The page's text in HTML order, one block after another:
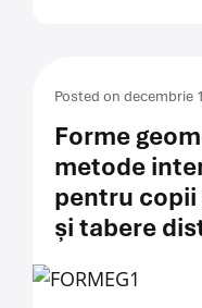
Posted on decembrie
Forme
metode
pentru
și tabere